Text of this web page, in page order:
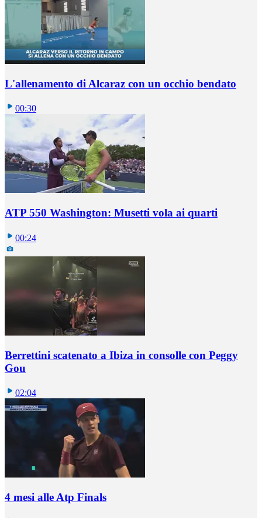
L'allenamento di Alcaraz con un occhio bendato
00:30
ATP 550 Washington: Musetti vola ai quarti
00:24
Berrettini scatenato a Ibiza in consolle con Peggy
Gou
02:04
4 mesi alle Atp Finals